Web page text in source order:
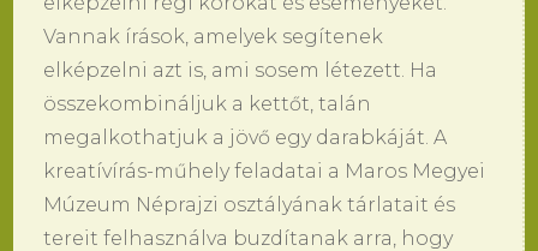
Vannak írások, amelyek segítenek
elképzelni azt is, ami sosem létezett. Ha
összekombináljuk a kettőt, talán
megalkothatjuk a jövő egy darabkáját. A
kreatívírás-műhely feladatai a Maros Megyei
Múzeum Néprajzi osztályának tárlatait és
tereit felhasználva buzdítanak arra, hogy